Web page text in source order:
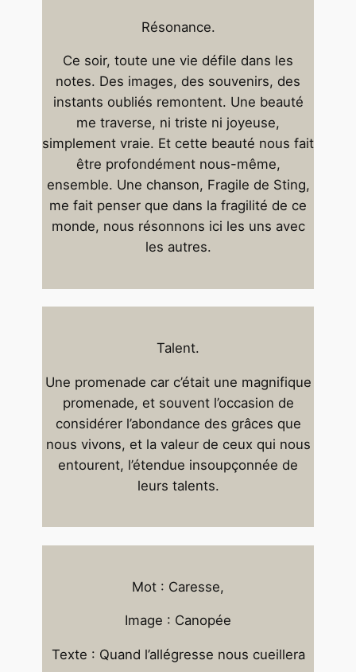
Résonance.
Ce soir, toute une vie défile dans les
notes. Des images, des souvenirs, des
instants oubliés remontent. Une beauté
me traverse, ni triste ni joyeuse,
simplement vraie. Et cette beauté nous fait
être profondément nous-même,
ensemble. Une chanson, Fragile de Sting,
me fait penser que dans la fragilité de ce
monde, nous résonnons ici les uns avec
les autres.
Talent.
Une promenade car c’était une magnifique
promenade, et souvent l’occasion de
considérer l’abondance des grâces que
nous vivons, et la valeur de ceux qui nous
entourent, l’étendue insoupçonnée de
leurs talents.
Mot : Caresse,
Image : Canopée
Texte : Quand l’allégresse nous cueillera